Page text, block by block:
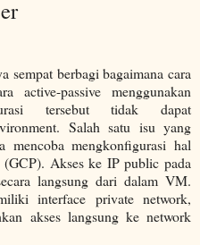
sempat berbagi bagaimana cara
active-passive menggunakan
tersebut tidak dapat
Salah satu isu yang
mencoba mengkonfigurasi hal
Akses ke IP public pada
langsung dari dalam VM.
interface private network,
akses langsung ke network